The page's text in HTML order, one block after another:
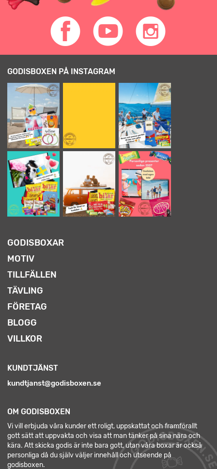
GODISBOXEN PÅ INSTAGRAM
GODISBOXAR
MOTIV
TILLFÄLLEN
TÄVLING
FÖRETAG
BLOGG
VILLKOR
KUNDTJÄNST
kundtjanst@godisboxen.se
OM GODISBOXEN
Vi vill erbjuda våra kunder ett roligt, uppskattat och framförallt
gott sätt att uppvakta och visa att man tänker på sina nära och
kära. Att skicka godis är inte bara gott, utan våra boxar är också
personliga då du själv väljer innehåll och utseende på
godisboxen.